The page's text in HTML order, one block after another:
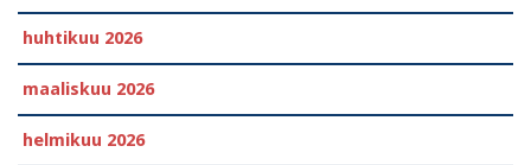
huhtikuu 2026
maaliskuu 2026
helmikuu 2026